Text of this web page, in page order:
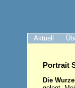
Aktuell
Portrait
Die